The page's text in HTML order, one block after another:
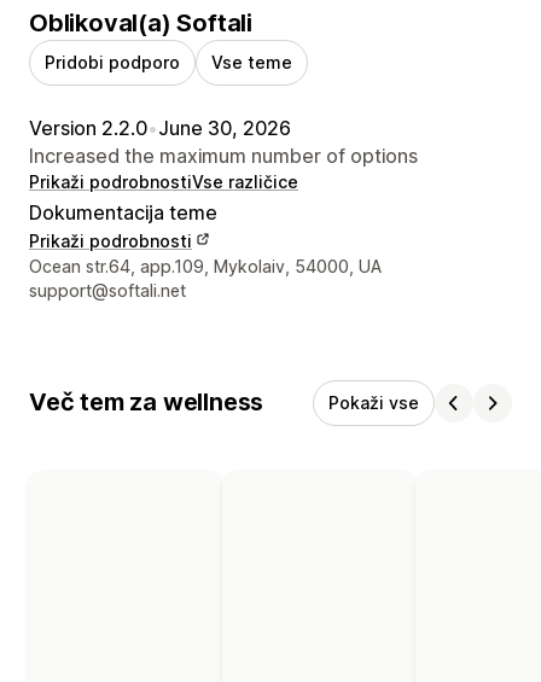
Oblikoval(a) Softali
Pridobi podporo Vse teme
Version 2.2.0•June 30, 2026
Increased the maximum number of options
Prikaži podrobnostiVse različice
Dokumentacija teme
Prikaži podrobnosti
Podatki za stik z oblikovalcem
Ocean str.64, app.109, Mykolaiv, 54000, UA
support@softali.net
Več tem za wellness Pokaži vse